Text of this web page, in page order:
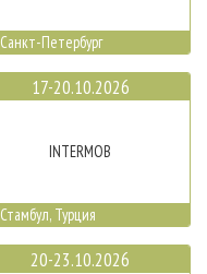
Санкт-Петербург
17-20.10.2026
INTERMOB
Стамбул, Турция
20-23.10.2026